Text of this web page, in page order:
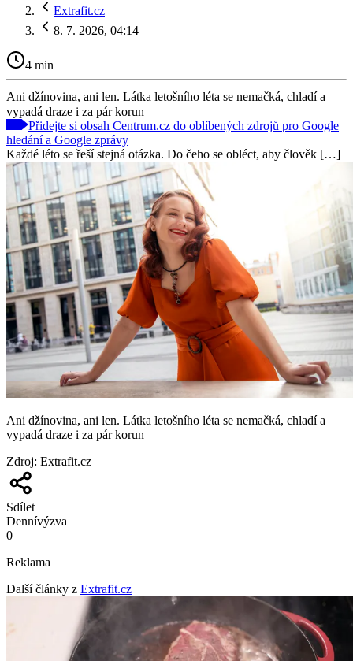
Extrafit.cz
8. 7. 2026, 04:14
4 min
Ani džínovina, ani len. Látka letošního léta se nemačká, chladí a
vypadá draze i za pár korun
Přidejte si obsah Centrum.cz do oblíbených zdrojů pro Google
hledání a Google zprávy
Každé léto se řeší stejná otázka. Do čeho se obléct, aby člověk […]
Ani džínovina, ani len. Látka letošního léta se nemačká, chladí a
vypadá draze i za pár korun
Zdroj: Extrafit.cz
Sdílet
Dennívýzva
0
Reklama
Další články z Extrafit.cz